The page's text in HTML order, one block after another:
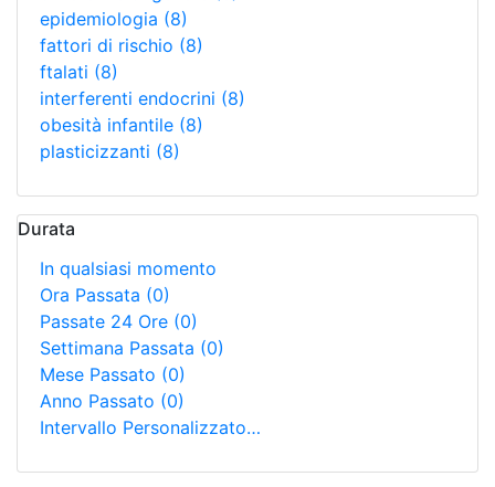
epidemiologia (8)
fattori di rischio (8)
ftalati (8)
interferenti endocrini (8)
obesità infantile (8)
plasticizzanti (8)
Durata
In qualsiasi momento
Ora Passata (0)
Passate 24 Ore (0)
Settimana Passata (0)
Mese Passato (0)
Anno Passato (0)
Intervallo Personalizzato…